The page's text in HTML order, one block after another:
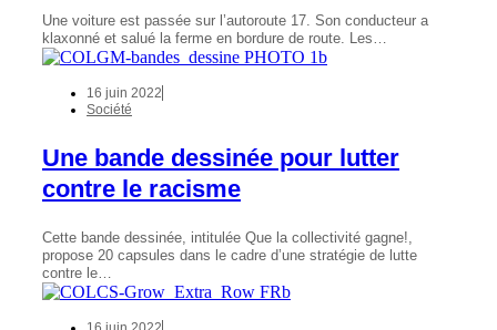
Une voiture est passée sur l’autoroute 17. Son conducteur a
klaxonné et salué la ferme en bordure de route. Les…
16 juin 2022
Société
Une bande dessinée pour lutter
contre le racisme
Cette bande dessinée, intitulée Que la collectivité gagne!,
propose 20 capsules dans le cadre d’une stratégie de lutte
contre le…